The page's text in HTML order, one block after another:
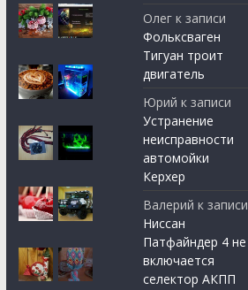
Олег к записи
Фольксваген
Тигуан троит
двигатель
Юрий к записи
Устранение
неисправности
автомойки
Керхер
Валерий к записи
Ниссан
Патфайндер 4 не
включается
селектор АКПП